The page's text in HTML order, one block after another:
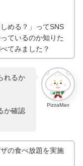
める？」ってSNS
ているのか知りた
てみました？
PizzaMan
れるか
か確認
の食べ放題を実施